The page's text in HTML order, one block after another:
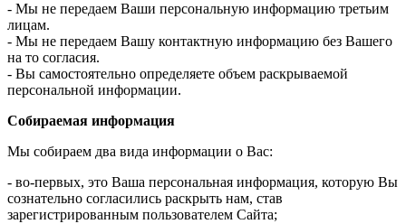
- Мы не передаем Ваши персональную информацию третьим
лицам.
- Мы не передаем Вашу контактную информацию без Вашего
на то согласия.
- Вы самостоятельно определяете объем раскрываемой
персональной информации.
Собираемая информация
Мы собираем два вида информации о Вас:
- во-первых, это Ваша персональная информация, которую Вы
сознательно согласились раскрыть нам, став
зарегистрированным пользователем Сайта;